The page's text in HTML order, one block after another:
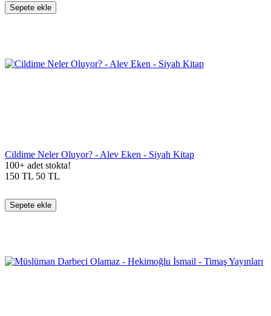
Sepete ekle
Cildime Neler Oluyor? - Alev Eken - Siyah Kitap
100+ adet stokta!
150 TL 50 TL
Sepete ekle